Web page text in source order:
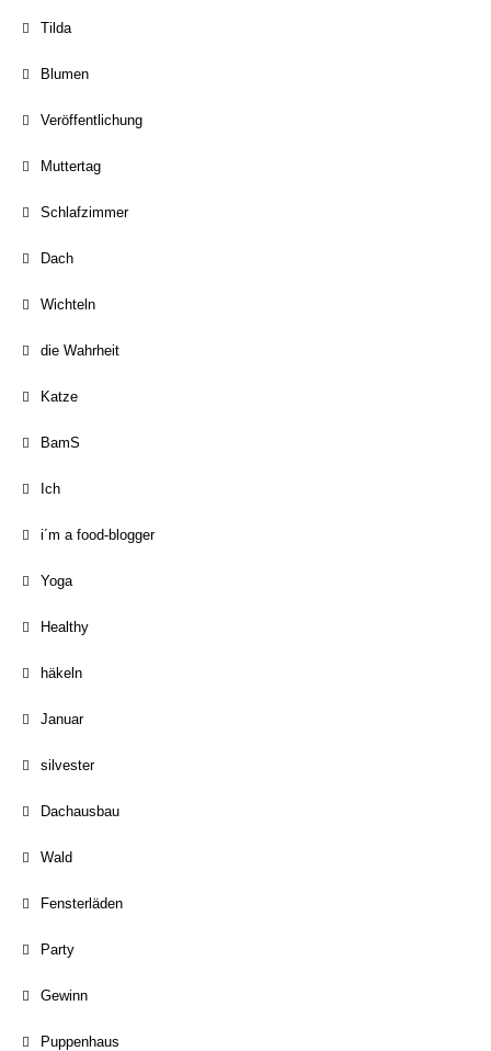
Tilda
Blumen
Veröffentlichung
Muttertag
Schlafzimmer
Dach
Wichteln
die Wahrheit
Katze
BamS
Ich
i´m a food-blogger
Yoga
Healthy
häkeln
Januar
silvester
Dachausbau
Wald
Fensterläden
Party
Gewinn
Puppenhaus